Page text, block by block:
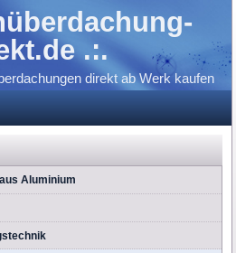
.:.
direkt ab Werk kaufen
Aluminium